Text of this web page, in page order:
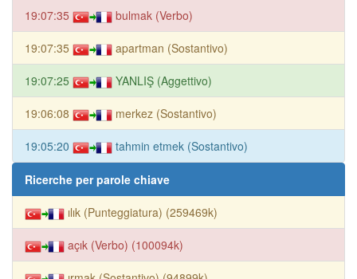
19:07:35 bulmak (Verbo)
19:07:35 apartman (Sostantivo)
19:07:25 YANLIŞ (Aggettivo)
19:06:08 merkez (Sostantivo)
19:05:20 tahmin etmek (Sostantivo)
Ricerche per parole chiave
ılık (Punteggiatura) (259469k)
açık (Verbo) (100094k)